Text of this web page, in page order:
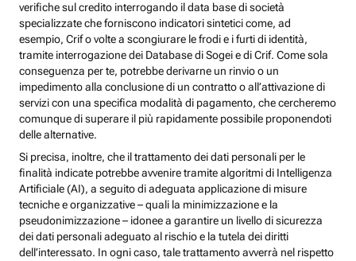
verifiche sul credito interrogando il data base di società
specializzate che forniscono indicatori sintetici come, ad
esempio, Crif o volte a scongiurare le frodi e i furti di identità,
tramite interrogazione dei Database di Sogei e di Crif. Come sola
conseguenza per te, potrebbe derivarne un rinvio o un
impedimento alla conclusione di un contratto o all’attivazione di
servizi con una specifica modalità di pagamento, che cercheremo
comunque di superare il più rapidamente possibile proponendoti
delle alternative.
Si precisa, inoltre, che il trattamento dei dati personali per le
finalità indicate potrebbe avvenire tramite algoritmi di Intelligenza
Artificiale (AI), a seguito di adeguata applicazione di misure
tecniche e organizzative – quali la minimizzazione e la
pseudonimizzazione – idonee a garantire un livello di sicurezza
dei dati personali adeguato al rischio e la tutela dei diritti
dell’interessato. In ogni caso, tale trattamento avverrà nel rispetto